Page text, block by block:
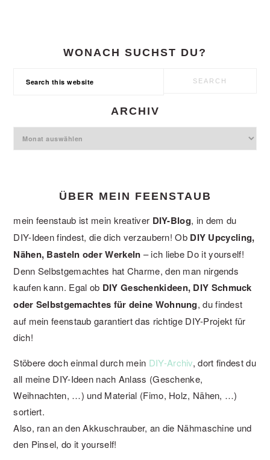
WONACH SUCHST DU?
ARCHIV
Archiv
ÜBER MEIN FEENSTAUB
mein feenstaub ist mein kreativer DIY-Blog, in dem du
DIY-Ideen findest, die dich verzaubern! Ob DIY Upcycling,
Nähen, Basteln oder Werkeln – ich liebe Do it yourself!
Denn Selbstgemachtes hat Charme, den man nirgends
kaufen kann. Egal ob DIY Geschenkideen, DIY Schmuck
oder Selbstgemachtes für deine Wohnung, du findest
auf mein feenstaub garantiert das richtige DIY-Projekt für
dich!
Stöbere doch einmal durch mein DIY-Archiv, dort findest du
all meine DIY-Ideen nach Anlass (Geschenke,
Weihnachten, …) und Material (Fimo, Holz, Nähen, …)
sortiert.
Also, ran an den Akkuschrauber, an die Nähmaschine und
den Pinsel, do it yourself!